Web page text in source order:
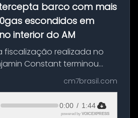
barco com mais
escondidos em
interior do AM
fiscalização realizada no
Constant terminou
aproximadamente 115
em uma
no porto da cidade. O
cm7brasil.com
0:00 / 1:44
powered by VOICEXPRESS